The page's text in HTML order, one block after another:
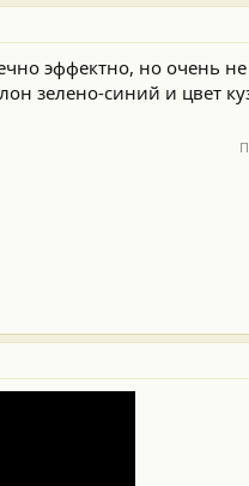
эффектно, но очень
зелено-синий и цвет